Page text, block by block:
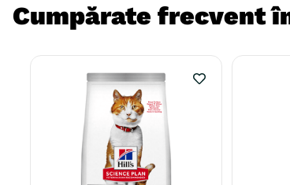
Cumpărate frecvent